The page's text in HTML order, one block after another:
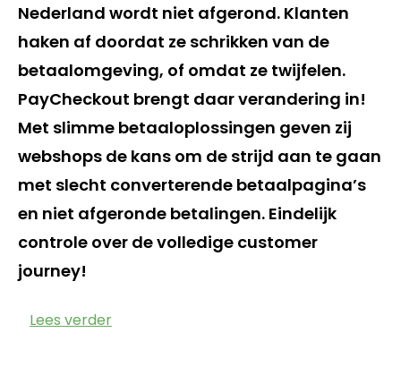
Nederland wordt niet afgerond. Klanten
haken af doordat ze schrikken van de
betaalomgeving, of omdat ze twijfelen.
PayCheckout brengt daar verandering in!
Met slimme betaaloplossingen geven zij
webshops de kans om de strijd aan te gaan
met slecht converterende betaalpagina’s
en niet afgeronde betalingen. Eindelijk
controle over de volledige customer
journey!
Lees verder